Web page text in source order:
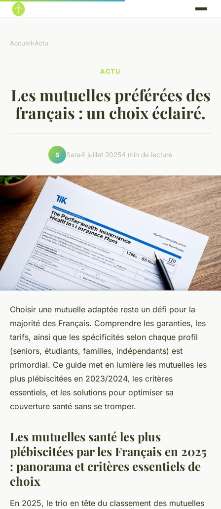
Accueil›Actu
ACTU
Les mutuelles préférées des
français : un choix éclairé.
S Sara4 juillet 20254 min de lecture
Choisir une mutuelle adaptée reste un défi pour la
majorité des Français. Comprendre les garanties, les
tarifs, ainsi que les spécificités selon chaque profil
(seniors, étudiants, familles, indépendants) est
primordial. Ce guide met en lumière les mutuelles les
plus plébiscitées en 2023/2024, les critères
essentiels, et les solutions pour optimiser sa
couverture santé sans se tromper.
Les mutuelles santé les plus
plébiscitées par les Français en 2025
: panorama et critères essentiels de
choix
En 2025, le trio en tête du classement des mutuelles